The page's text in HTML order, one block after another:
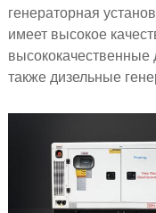
генераторная
имеет высокое
высококачественные
также дизельные